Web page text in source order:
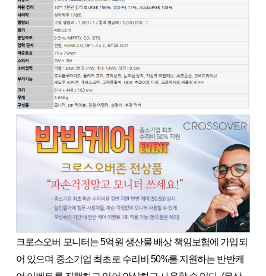
크로스오버 모니터는 5억원 생산물 배상 책임보험에 가입되
어 있으며 중소기업 최초로 수리비 50%를 지원하는 반반케